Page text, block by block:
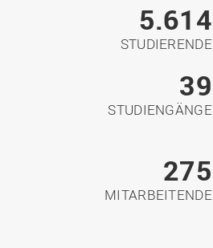
5.614
STUDIERENDE
39
STUDIENGÄNGE
275
MITARBEITENDE